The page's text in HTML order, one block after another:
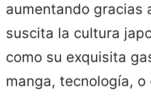
aumentando gracias
suscita la cultura
como su exquisita
manga, tecnología,